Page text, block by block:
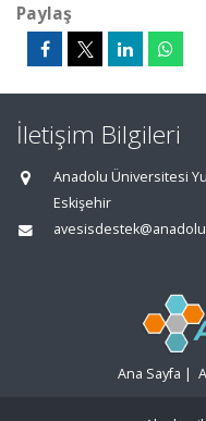
Paylaş
İletişim Bilgileri
Anadolu Üniversitesi
Eskişehir
Ana Sayfa |